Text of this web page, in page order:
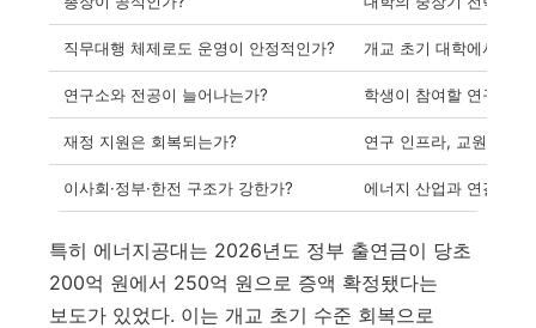
직무대행 체제로도 운영이 안정적인가? 개교 초기 대학에서는
연구소와 전공이 늘어나는가? 학생이 참여할 연구·진
재정 지원은 회복되는가? 연구 인프라, 교원 확보,
이사회·정부·한전 구조가 강한가? 에너지 산업과 연결되
특히 에너지공대는 2026년도 정부 출연금이 당초
200억 원에서 250억 원으로 증액 확정됐다는
보도가 있었다. 이는 개교 초기 수준 회복으로